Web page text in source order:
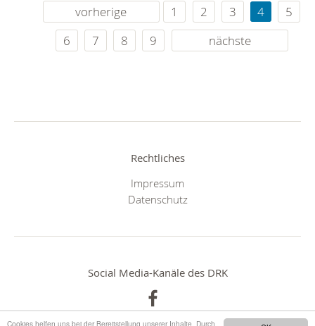
Cookies helfen uns bei der Bereitstellung unserer Inhalte. Durch
vorherige 1 2 3 4
5
6
7 8 9 nächste
Rechtliches
Impressum
Datenschutz
Social Media-Kanäle des DRK